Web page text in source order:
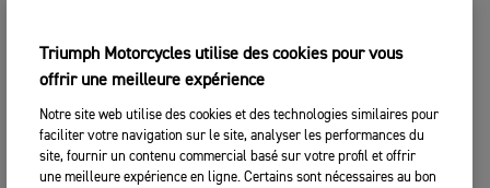
Triumph Motorcycles utilise des cookies pour vous
offrir une meilleure expérience
Notre site web utilise des cookies et des technologies similaires pour
faciliter votre navigation sur le site, analyser les performances du
site, fournir un contenu commercial basé sur votre profil et offrir
une meilleure expérience en ligne. Certains sont nécessaires au bon